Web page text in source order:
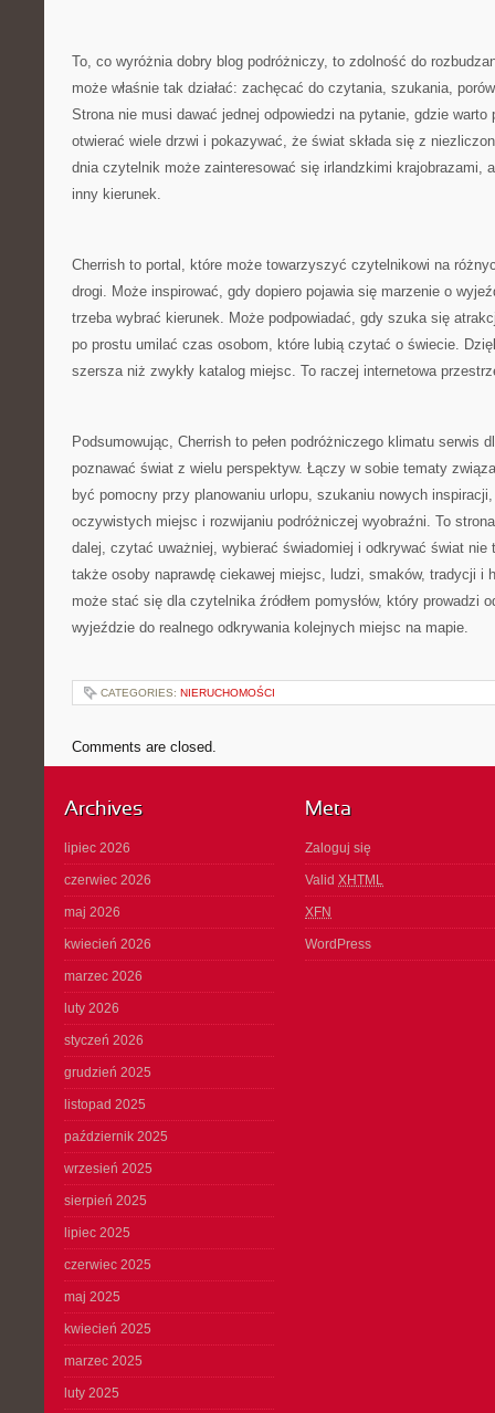
To, co wyróżnia dobry blog podróżniczy, to zdolność do
może właśnie tak działać: zachęcać do czytania, szukania,
Strona nie musi dawać jednej odpowiedzi na pytanie, gdzie warto
otwierać wiele drzwi i pokazywać, że świat składa się z
dnia czytelnik może zainteresować się irlandzkimi krajobrazami,
inny kierunek.
Cherrish to portal, które może towarzyszyć czytelnikowi na
drogi. Może inspirować, gdy dopiero pojawia się marzenie o
trzeba wybrać kierunek. Może podpowiadać, gdy szuka się
po prostu umilać czas osobom, które lubią czytać o świecie.
szersza niż zwykły katalog miejsc. To raczej internetowa
Podsumowując, Cherrish to pełen podróżniczego klimatu serwis
poznawać świat z wielu perspektyw. Łączy w sobie tematy
być pomocny przy planowaniu urlopu, szukaniu nowych
oczywistych miejsc i rozwijaniu podróżniczej wyobraźni. To
dalej, czytać uważniej, wybierać świadomiej i odkrywać świat
także osoby naprawdę ciekawej miejsc, ludzi, smaków, tradycji i
może stać się dla czytelnika źródłem pomysłów, który prowadzi
wyjeździe do realnego odkrywania kolejnych miejsc na mapie.
CATEGORIES: NIERUCHOMOŚCI
Comments are closed.
Archives
lipiec 2026
czerwiec 2026
maj 2026
kwiecień 2026
marzec 2026
luty 2026
styczeń 2026
grudzień 2025
listopad 2025
październik 2025
wrzesień 2025
sierpień 2025
lipiec 2025
czerwiec 2025
maj 2025
kwiecień 2025
marzec 2025
luty 2025
Meta
Zaloguj się
Valid XHTML
XFN
WordPress